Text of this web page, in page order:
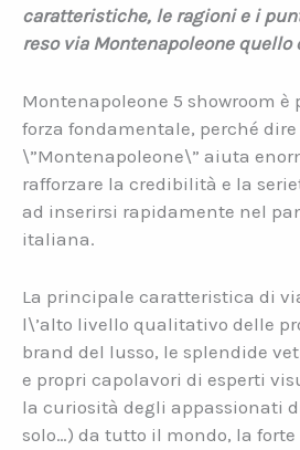
caratteristiche, le ragioni e i
reso via Montenapoleone quello
Montenapoleone 5 showroom
forza fondamentale, perché dire
\”Montenapoleone\” aiuta
rafforzare la credibilità e la
ad inserirsi rapidamente nel
italiana.
La principale caratteristica di
l\’alto livello qualitativo delle
brand del lusso, le splendide
e propri capolavori di esperti
la curiosità degli appassionati
solo…) da tutto il mondo, la forte